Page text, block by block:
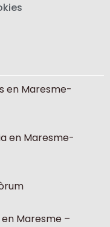
en Maresme-
en Maresme-
Maresme –